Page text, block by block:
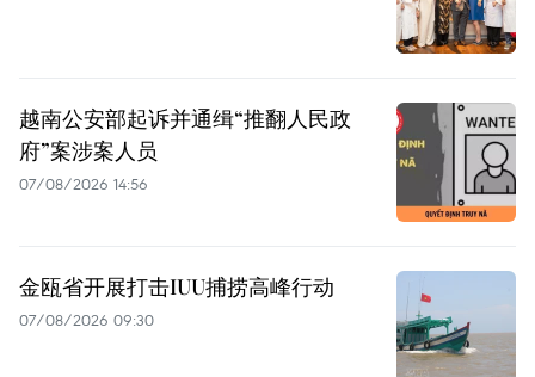
越南公安部起诉并通缉“推翻人民政
府”案涉案人员
07/08/2026 14:56
金瓯省开展打击IUU捕捞高峰行动
07/08/2026 09:30